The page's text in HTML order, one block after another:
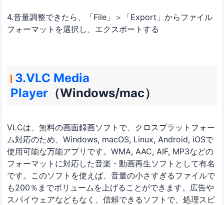
4.音量調整できたら、「File」＞「Export」からファイル
フォーマットを選択し、エクスポートする
3.VLC Media
Player（Windows/mac）
VLCは、無料の画面録画ソフトで、クロスプラットフォー
ム対応のため、Windows, macOS, Linux, Android, iOSで
使用可能な万能アプリです。WMA, AAC, AIF, MP3などの
フォーマットに対応した音楽・動画再生ソフトとして有名
です。このソフトを使えば、音量の小さすぎるファイルで
も200％までボリュームを上げることができます。広告や
スパイウェアなどもなく、信頼できるソフトで、処理スピ